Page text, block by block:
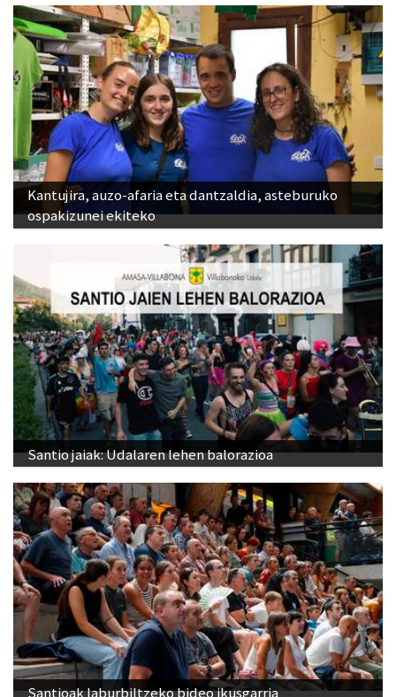
Kantujira, auzo-afaria eta dantzaldia, asteburuko
ospakizunei ekiteko
Santio jaiak: Udalaren lehen balorazioa
Santioak laburbiltzeko bideo ikusgarria